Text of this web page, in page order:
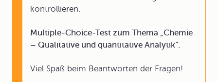
kontrollieren.
Multiple-Choice-Test zum Thema „Chemie
– Qualitative und quantitative Analytik“.
Viel Spaß beim Beantworten der Fragen!